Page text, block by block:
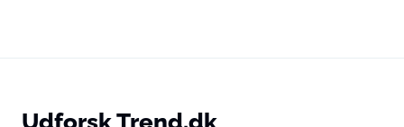
Udforsk Trend.dk